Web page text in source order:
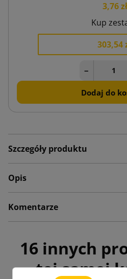
3,76 zł
Kup
303,54
−
Dodaj do
Szczegóły produktu
Opis
Komentarze
16 innych
tej samej